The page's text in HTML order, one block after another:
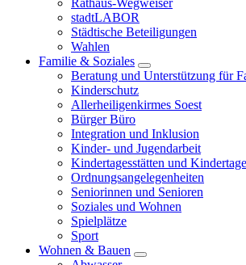
Rathaus-Wegweiser
stadtLABOR
Städtische Beteiligungen
Wahlen
Familie & Soziales
Beratung und Unterstützung für
Kinderschutz
Allerheiligenkirmes Soest
Bürger Büro
Integration und Inklusion
Kinder- und Jugendarbeit
Kindertagesstätten und
Ordnungsangelegenheiten
Seniorinnen und Senioren
Soziales und Wohnen
Spielplätze
Sport
Wohnen & Bauen